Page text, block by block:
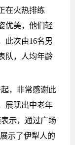
在火热排练
优美，他们轻
此次由16名男
队，人均年龄
，非常感谢此
展现出中老年
示，通过广场
示了伊犁人的